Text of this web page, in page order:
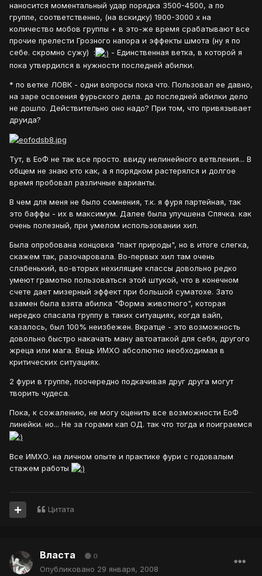
наносится моментальный удар порядка 3500-4500, а по
группе, соответственно, (на вскидку) 1900-3000 х на
количество мобов группы + в это-же время срабатывают все
прочие прелести Грозного напора и эффекты шмота (ну я по
себе. скромно сужу) :
- Единственная ветка, в которой я
пока утвердился в нужности последней абилки.
* по ветке ЛОВК - одни вопросы пока что. Пользовал ее давно,
на заре освоения фурьского дела. до последней абилки дело
не дошло. Действительно оно надо? При том, что привязывает
друида?
Тут, в ЕоФ не так все просто. ввиду нелинейного ветвления... В
общем не знаю кто как, а я порядком растерялся и долгое
время пробовал различные варианты.
В чем для меня не было сомнения, т.к. я фуря партейная, так
это баффы - их в максимум. Далее была улучшена Спячка. как
очень полезный, при умелом использовании хил.
Была опробована концовка "пакт природы", но в итоге слегка,
скажем так, разочаровала. Во-первых хил там очень
слабенький, во-вторых нехилящие классы довольно редко
умеют грамотно пользоваться этой штукой, что в конечном
счете дает мизерный эффект при большой суматохе. Зато
взамен была взята абилка "Форма животного", которая
нередко спасала группу в таких ситуациях, когда вайп,
казалось, был 100% неизбежен. Вкратце - это возможность
довольно быстро накачать ману автоатакой для себя, другого
жреца или мага. Вещь ИМХО абсолютно необходимая в
критических ситуациях.
2 фури в группе, поочередно подкачивая друг друга могут
творить чудеса.
Пока, к сожалению, не могу оценить все возможности ЕоФ
линейки. но... Не за горами кап ОД. так что тогда и поиграемся
Все ИМХО. на личном опыте и практике фури с годовалым
стажем работы
Цитата
Власта 0
Опубликовано 29 января, 2008